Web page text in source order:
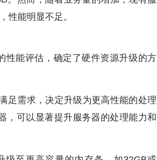
性能明显不足。
性能评估，确定了硬件资源升级的方
足需求，决定升级为更高性能的处理
，可以显著提升服务器的处理能力和